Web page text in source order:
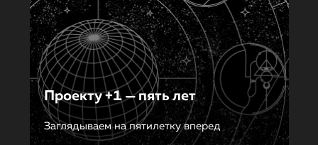
Проекту +1 — пять лет
Заглядываем на пятилетку вперед